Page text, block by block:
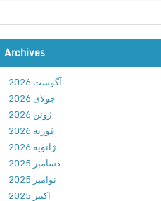
t
a
t
s
+
P
R
O
ش
م
Archives
آگوست 2026
جولای 2026
ژوئن 2026
فوریه 2026
ژانویه 2026
دسامبر 2025
نوامبر 2025